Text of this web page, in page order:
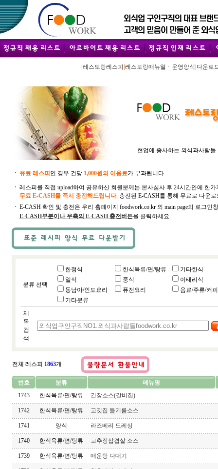
레스토랑레스피 레스토랑매뉴얼ㆍ운영양식 다운로
현업에 종사하는 외식과사람
ㆍ 유료 레스피 인 경우 건당 1,000원의 이용료가 부과됩니다.
ㆍ 레스피를 직접 upload하여 공유하신 회원분께는 본사심사 후 24시간안에 한
무료 E-CASH를 즉시 충전해드립니다. 충전된 E-CASH를 통해 무료로 다운
ㆍ E-CASH 확인 및 충전은 우리 홈페이지 foodwork.co.kr 의 main page의 로그인창
E-CASH부분이나 우측의 E-CASH 충전버튼을 클릭하세요.
분류 선택
한정식 한식육류/면/탕류
기타한식
일식
중식
이태리식
동남아/인도요리
퓨전요리
음료/주류/커피
기타분류
제
목
검
색
전체 레스피 1863개
번호 분류
메뉴명
1743
한식육류/면/탕류 간장소스(갈비집)
1742 한식육류/면/탕류 고깃집 들기름소스
1741 양식 라즈베리 드레싱
1740 한식육류/면/탕류 고추장삽겹살 소스
1739 한식육류/면/탕류 매운탕 다대기